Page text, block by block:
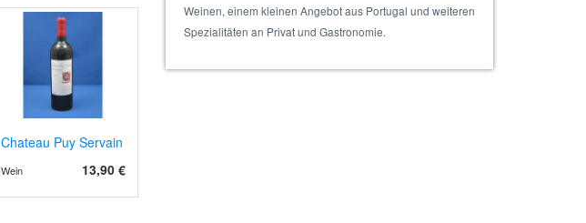
Chateau Puy Servain Terrement AOP Montravel 2021 rot, Barrique
13,90 €
Wein
Weinen, einem kleinen Angebot aus Portugal und weiteren
Spezialitäten an Privat und Gastronomie.